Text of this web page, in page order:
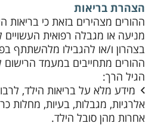
הצהרת בריאות
ההורים מצהירים בזאת כי בריאות
מניעה או מגבלה רפואית
בצהרון ו/או להגבילו מלהשתתף
ההורים מתחייבים במעמד
הגיל הרך:
מידע מלא על בריאות הילד, לרבות
אלרגיות, מגבלות, בעיות, מחלות
אחרות מהן סובל הילד.